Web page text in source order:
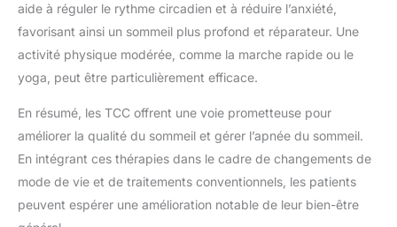
aide à réguler le rythme circadien et à réduire l’anxiété,
favorisant ainsi un sommeil plus profond et réparateur. Une
activité physique modérée, comme la marche rapide ou le
yoga, peut être particulièrement efficace.
En résumé, les TCC offrent une voie prometteuse pour
améliorer la qualité du sommeil et gérer l’apnée du sommeil.
En intégrant ces thérapies dans le cadre de changements de
mode de vie et de traitements conventionnels, les patients
peuvent espérer une amélioration notable de leur bien-être